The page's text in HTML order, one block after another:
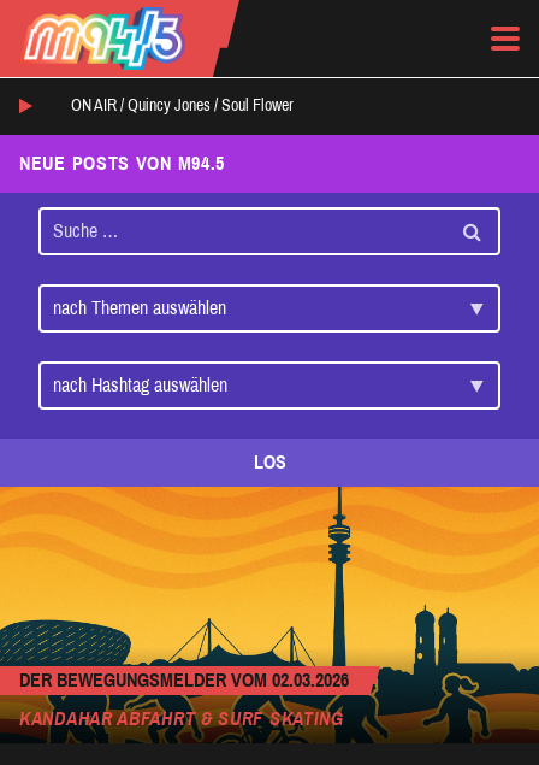
ON AIR / Quincy Jones / Soul Flower
NEUE POSTS VON M94.5
LOS
DER BEWEGUNGSMELDER VOM 02.03.2026
KANDAHAR ABFAHRT & SURF SKATING